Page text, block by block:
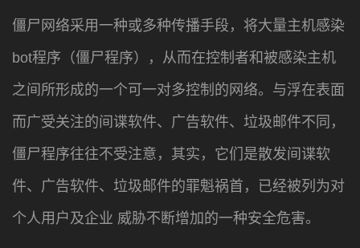
僵尸网络采用一种或多种传播手段，将大量主机感染
bot程序（僵尸程序），从而在控制者和被感染主机
之间所形成的一个可一对多控制的网络。与浮在表面
而广受关注的间谍软件、广告软件、垃圾邮件不同，
僵尸程序往往不受注意，其实，它们是散发间谍软
件、广告软件、垃圾邮件的罪魁祸首，已经被列为对
个人用户及企业 威胁不断增加的一种安全危害。